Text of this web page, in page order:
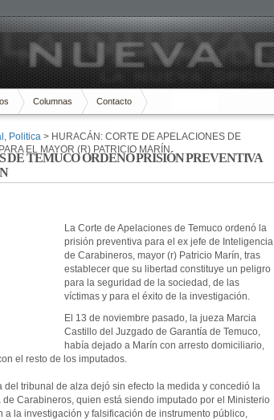
Columnas Contacto
, Politica > HURACÁN: CORTE DE APELACIONES DE
EL MAYOR (R) PATRICIO MARÍN
DE TEMUCO ORDENÓ PRISIÓN PREVENTIVA
La Corte de Apelaciones de Temuco ordenó la
prisión preventiva para el ex jefe de Inteligencia
de Carabineros, mayor (r) Patricio Marín, tras
establecer que su libertad constituye un peligro
para la seguridad de la sociedad, de las
víctimas y para el éxito de la investigación.
El 13 de noviembre pasado, la jueza Marcia
Castillo del Juzgado de Garantía de Temuco,
había dejado a Marín con arresto domiciliario,
el resto de los imputados.
tribunal de alza dejó sin efecto la medida y concedió la
Carabineros, quien está siendo imputado por el Ministerio
a la investigación y falsificación de instrumento público,